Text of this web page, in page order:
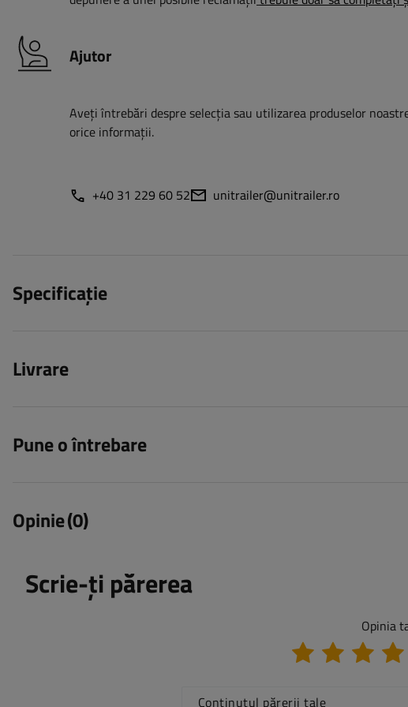
Ajutor
Aveți întrebări despre selecția sau utilizarea produselor
orice informații.
+40 31 229 60 52 unitrailer@unitrailer.ro
Specificație
Livrare
Pune o întrebare
Opinie(0)
Scrie-ți părerea
Opinia
Conținutul părerii tale